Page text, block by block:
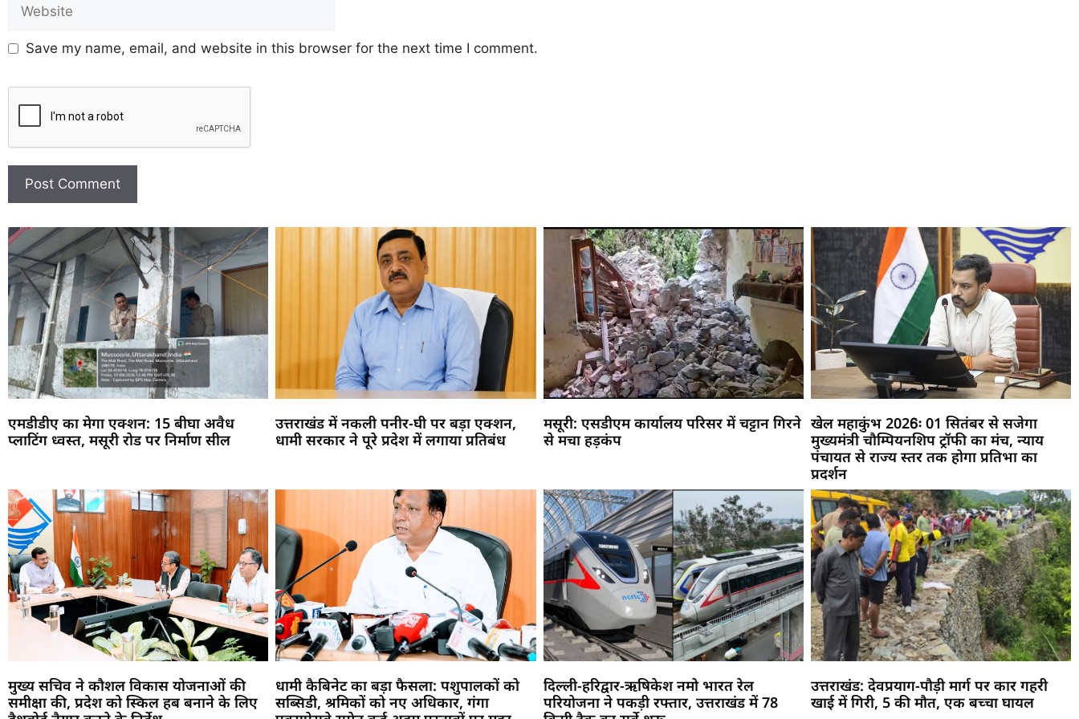
Save my name, email, and website in this browser for the next time I comment.
एमडीडीए का मेगा एक्शन: 15 बीघा अवैध
प्लाटिंग ध्वस्त, मसूरी रोड पर निर्माण सील
उत्तराखंड में नकली पनीर-घी पर बड़ा एक्शन,
धामी सरकार ने पूरे प्रदेश में लगाया प्रतिबंध
मसूरी: एसडीएम कार्यालय परिसर में चट्टान गिरने
से मचा हड़कंप
खेल महाकुंभ 2026ः 01 सितंबर से सजेगा
मुख्यमंत्री चौम्पियनशिप ट्रॉफी का मंच, न्याय
पंचायत से राज्य स्तर तक होगा प्रतिभा का
प्रदर्शन
मुख्य सचिव ने कौशल विकास योजनाओं की
समीक्षा की, प्रदेश को स्किल हब बनाने के लिए
धामी कैबिनेट का बड़ा फैसला: पशुपालकों को
सब्सिडी, श्रमिकों को नए अधिकार, गंगा
दिल्ली-हरिद्वार-ऋषिकेश नमो भारत रेल
परियोजना ने पकड़ी रफ्तार, उत्तराखंड में 78
उत्तराखंड: देवप्रयाग-पौड़ी मार्ग पर कार गहरी
खाई में गिरी, 5 की मौत, एक बच्चा घायल